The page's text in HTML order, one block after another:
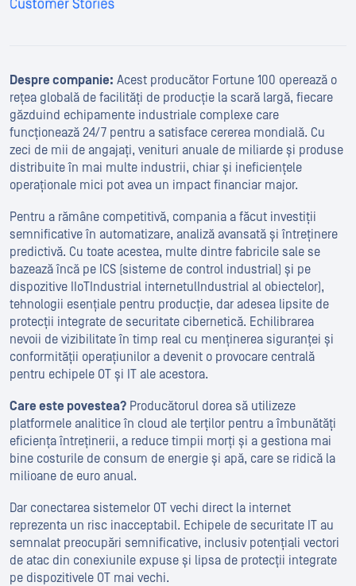
Despre companie: Acest producător Fortune 100 operează o
rețea globală de facilități de producție la scară largă, fiecare
găzduind echipamente industriale complexe care
funcționează 24/7 pentru a satisface cererea mondială. Cu
zeci de mii de angajați, venituri anuale de miliarde și produse
distribuite în mai multe industrii, chiar și ineficiențele
operaționale mici pot avea un impact financiar major.
Pentru a rămâne competitivă, compania a făcut investiții
semnificative în automatizare, analiză avansată și întreținere
predictivă. Cu toate acestea, multe dintre fabricile sale se
bazează încă pe ICS (sisteme de control industrial) și pe
dispozitive IIoTIndustrial internetulIndustrial al obiectelor),
tehnologii esențiale pentru producție, dar adesea lipsite de
protecții integrate de securitate cibernetică. Echilibrarea
nevoii de vizibilitate în timp real cu menținerea siguranței și
conformității operațiunilor a devenit o provocare centrală
pentru echipele OT și IT ale acestora.
Care este povestea? Producătorul dorea să utilizeze
platformele analitice în cloud ale terților pentru a îmbunătăți
eficiența întreținerii, a reduce timpii morți și a gestiona mai
bine costurile de consum de energie și apă, care se ridică la
milioane de euro anual.
Dar conectarea sistemelor OT vechi direct la internet
reprezenta un risc inacceptabil. Echipele de securitate IT au
semnalat preocupări semnificative, inclusiv potențiali vectori
de atac din conexiunile expuse și lipsa de protecții integrate
pe dispozitivele OT mai vechi.